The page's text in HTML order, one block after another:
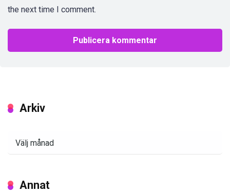
the next time I comment.
Arkiv
Annat